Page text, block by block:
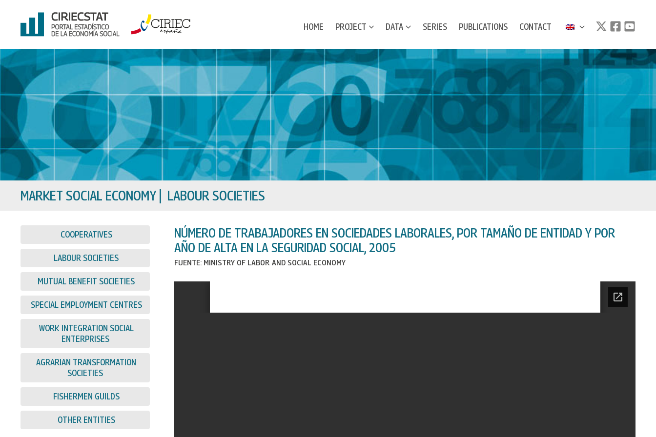
HOME PROJECT DATA SERIES PUBLICATIONS CONTACT
MARKET SOCIAL ECONOMY LABOUR SOCIETIES
COOPERATIVES
LABOUR SOCIETIES
MUTUAL BENEFIT SOCIETIES
SPECIAL EMPLOYMENT CENTRES
WORK INTEGRATION SOCIAL
ENTERPRISES
AGRARIAN TRANSFORMATION
SOCIETIES
FISHERMEN GUILDS
OTHER ENTITIES
NÚMERO DE TRABAJADORES EN SOCIEDADES LABORALES, POR TAMAÑO DE ENTIDAD Y POR
AÑO DE ALTA EN LA SEGURIDAD SOCIAL, 2005
FUENTE: MINISTRY OF LABOR AND SOCIAL ECONOMY